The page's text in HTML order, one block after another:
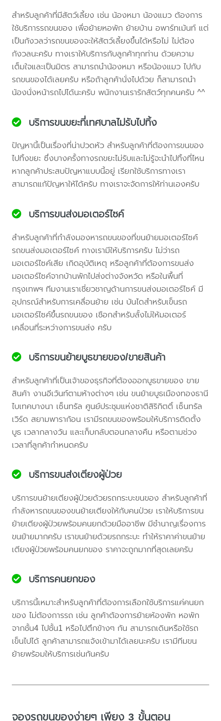
สำหรับลูกค้าที่มีสัตว์เลี้ยง เช่น น้องหมา น้องแมว ต้องการ
ใช้บริการรถขนของ เพื่อย้ายหอพัก ย้ายบ้าน อพาร์ทเม้นท์ แต่
เป็นกังวลว่ารถขนของจะให้สัตว์เลี้ยงขึ้นได้หรือไม่ ไม่ต้อง
กังวลนะครับ ทางเราให้บริการกับลูกค้าทุกท่าน ด้วยความ
เต็มใจและเป็นมิตร สามารถนำน้องหมา หรือน้องแมว ไปกับ
รถขนของได้เลยครับ หรือถ้าลูกค้านั่งไปด้วย ก็สามารถนำ
น้องนั่งหน้ารถไปได้นะครับ พนักงานเรารักสัตว์ทุกคนครับ ^^
บริการขนขยะที่เทศบาลไม่รับไปทิ้ง
ปัญหานี้เป็นเรื่องที่น่าปวดหัว สำหรับลูกค้าที่ต้องการขนของ
ไปทิ้งขยะ ซึ่งบางครั้งทางรถขยะไม่รับและไม่รู้จะนำไปทิ้งที่ไหน
หากลูกค้าประสบปัญหาแบบนี้อยู่ เรียกใช้บริการทางเรา
สามารถแก้ปัญหาให้ได้ครับ ทางเราจะจัดการให้ท่านเองครับ
บริการขนส่งมอเตอร์ไซค์
สำหรับลูกค้าที่กำลังมองหารถขนของที่ขนย้ายมอเตอร์ไซค์
รถขนส่งมอเตอร์ไซค์ ทางเรามีให้บริการครับ ไม่ว่ารถ
มอเตอร์ไซค์เสีย เกิดอุบัติเหตุ หรือลูกค้าที่ต้องการขนส่ง
มอเตอร์ไซค์จากบ้านพักไปส่งต่างจังหวัด หรือในพื้นที่
กรุงเทพฯ ทีมงานเราเชี่ยวชาญด้านการขนส่งมอเตอร์ไซค์ มี
อุปกรณ์สำหรับการเคลื่อนย้าย เช่น บันไดสำหรับเข็นรถ
มอเตอร์ไซค์ขึ้นรถขนของ เชือกสำหรับลั้งไม่ให้มอเตอร์
เคลื่อนที่ระหว่างการขนส่ง ครับ
บริการขนย้ายบูธขายของ/ขายสินค้า
สำหรับลูกค้าที่เป็นเจ้าของธุรกิจที่ต้องออกบูธขายของ ขาย
สินค้า งานอีเว้นท์ตามห้างต่างๆ เช่น ขนย้ายบูธเมืองทองธานี
ไบเทคบางนา เซ็นทรัล ศูนย์ประชุมแห่งชาติสิริกิตติ์ เซ็นทรัล
เวิร์ด สยามพาราก้อน เรามีรถขนของพร้อมให้บริการติดตั้ง
บูธ เวลากลางวัน และเก็บกลับตอนกลางคืน หรือตามช่วง
เวลาที่ลูกค้ากำหนดครับ
บริการขนส่งเตียงผู้ป่วย
บริการขนย้ายเตียงผู้ป่วยด้วยรถกระบะขนของ สำหรับลูกค้าที่
กำลังหารถขนของขนย้ายเตียงให้กับคนป่วย เราให้บริการขน
ย้ายเตียงผู้ป่วยพร้อมคนยกด้วยมืออาชีพ มีชำนาญเรื่องการ
ขนย้ายมากครับ เราขนย้ายด้วยรถกระบะ ทำให้ราคาค่าขนย้าย
เตียงผู้ป่วยพร้อมคนยกของ ราคาจะถูกมากที่สุดเลยครับ
บริการคนยกของ
บริการนี้เหมาะสำหรับลูกค้าที่ต้องการเลือกใช้บริการแค่คนยก
ของ ไม่ต้องการรถ เช่น ลูกค้าต้องการย้ายห้องพัก หอพัก
จากชั้น4 ไปชั้น1 หรือไปตึกข้างๆ กัน สามารถเดินหรือใช้รถ
เข็นไปได้ ลูกค้าสามารถแจ้งเข้ามาได้เลยนะครับ เรามีทีมขน
ย้ายพร้อมให้บริการเช่นกันครับ
จองรถขนของง่ายๆ เพียง 3 ขั้นตอน